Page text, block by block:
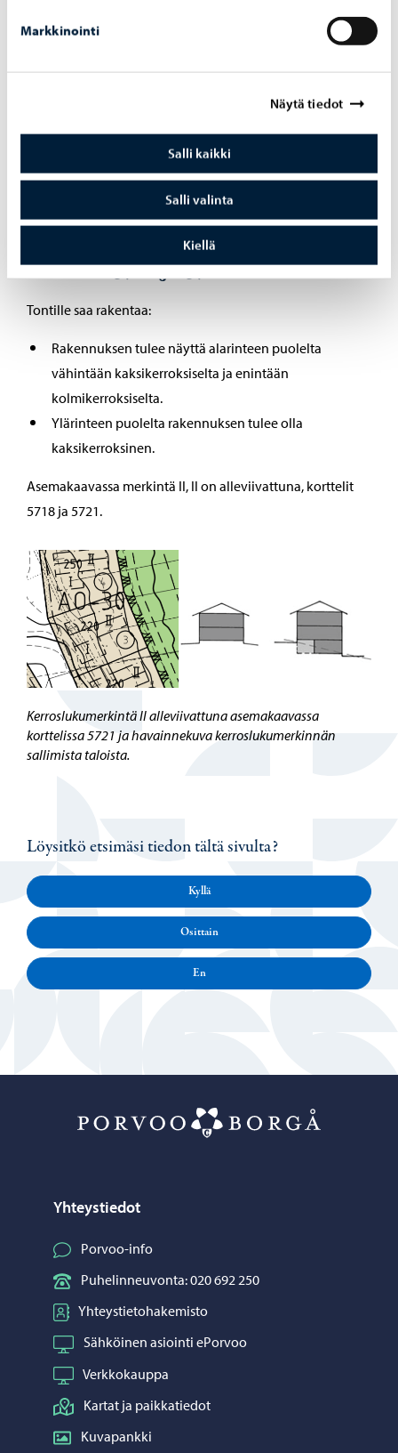
Markkinointi
Näytä tiedot
Salli kaikki
Salli valinta
Kiellä
havainnekuva kerroslukumerkinnän sallimista taloista.
Kerrosluku II alleviivattuna,
korttelit 5718 ja 5721, Kevätlaakso
Tontille saa rakentaa:
Rakennuksen tulee näyttä alarinteen puolelta
vähintään kaksikerroksiselta ja enintään
kolmikerroksiselta.
Ylärinteen puolelta rakennuksen tulee olla
kaksikerroksinen.
Asemakaavassa merkintä II, II on alleviivattuna, korttelit
5718 ja 5721.
Kerroslukumerkintä II alleviivattuna asemakaavassa
korttelissa 5721 ja havainnekuva kerroslukumerkinnän
sallimista taloista.
Löysitkö etsimäsi tiedon tältä sivulta?
Kyllä
Osittain
En
Yhteystiedot
Porvoo-info
Puhelinneuvonta: 020 692 250
Yhteystietohakemisto
Sähköinen asiointi ePorvoo
Verkkokauppa
Kartat ja paikkatiedot
Kuvapankki